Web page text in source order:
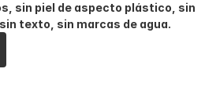
sin piel de aspecto plástico, sin
texto, sin marcas de agua.